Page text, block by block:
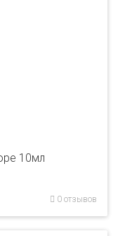
10мл
0 отзывов